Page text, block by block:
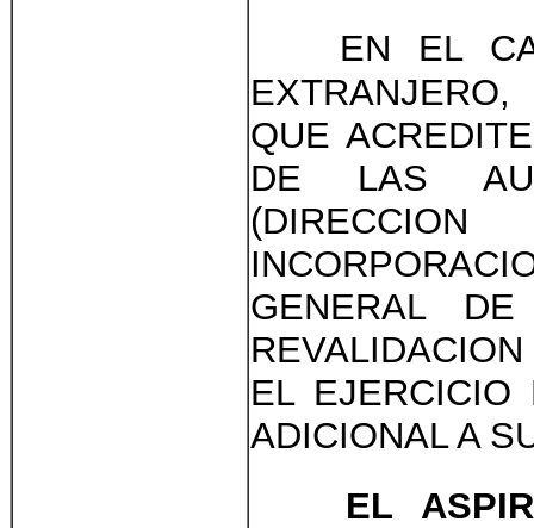
EN EL
QUE
DE LAS
GENERAL
EL EJERCICIO
ADICIONAL A
EL